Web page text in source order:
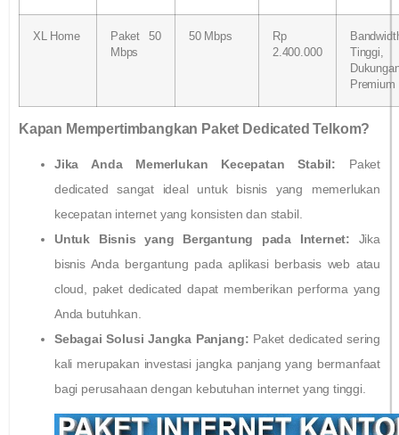
XL Home
Paket 50
Mbps
50 Mbps
Rp
2.400.000
Tinggi,
Premium
Kapan Mempertimbangkan Paket Dedicated Telkom?
Jika Anda Memerlukan Kecepatan Stabil: Paket
dedicated sangat ideal untuk bisnis yang memerlukan
kecepatan internet yang konsisten dan stabil.
Untuk Bisnis yang Bergantung pada Internet: Jika
bisnis Anda bergantung pada aplikasi berbasis web atau
cloud, paket dedicated dapat memberikan performa yang
Anda butuhkan.
Sebagai Solusi Jangka Panjang: Paket dedicated sering
kali merupakan investasi jangka panjang yang bermanfaat
bagi perusahaan dengan kebutuhan internet yang tinggi.